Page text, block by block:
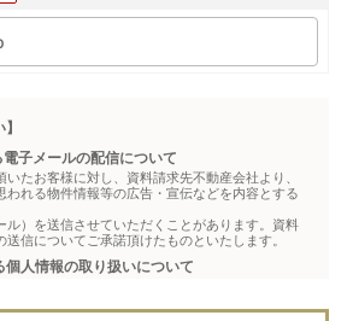
子メールの配信について
たお客様に対し、資料請求先不動産会社より、
われる物件情報等の広告・宣伝などを内容とする
ル）を送信させていただくことがあります。資料
信についてご承諾頂けたものといたします。
人情報の取り扱いについて